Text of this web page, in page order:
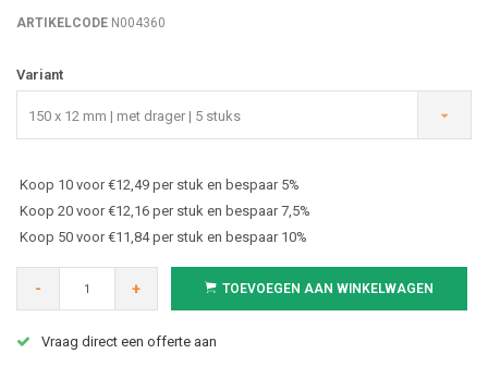
ARTIKELCODE N004360
Variant
150 x 12 mm | met drager | 5 stuks
Koop 10 voor €12,49 per stuk en bespaar 5%
Koop 20 voor €12,16 per stuk en bespaar 7,5%
Koop 50 voor €11,84 per stuk en bespaar 10%
- + TOEVOEGEN AAN WINKELWAGEN
Vraag direct een offerte aan